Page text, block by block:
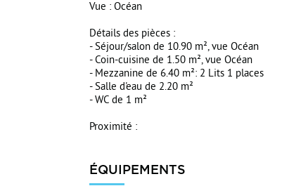
Vue : Océan
Détails des pièces :
- Séjour/salon de 10.90 m², vue Océan
- Coin-cuisine de 1.50 m², vue Océan
- Mezzanine de 6.40 m²: 2 Lits 1 places
- Salle d'eau de 2.20 m²
- WC de 1 m²
Proximité :
ÉQUIPEMENTS